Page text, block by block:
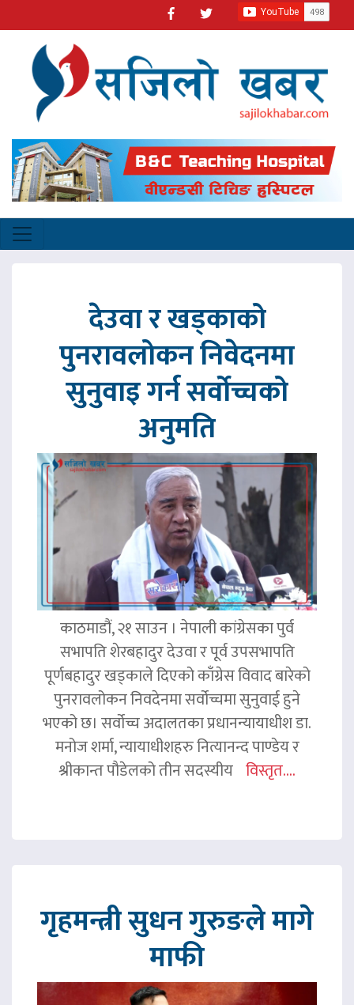
देउवा र खड्काको
पुनरावलोकन निवेदनमा
सुनुवाइ गर्न सर्वोच्चको
अनुमति
काठमाडौं, २१ साउन । नेपाली कांग्रेसका पुर्व
सभापति शेरबहादुर देउवा र पूर्व उपसभापति
पूर्णबहादुर खड्काले दिएको काँग्रेस विवाद बारेको
पुनरावलोकन निवदेनमा सर्वोच्चमा सुनुवाई हुने
भएको छ। सर्वोच्च अदालतका प्रधानन्यायाधीश डा.
मनोज शर्मा, न्यायाधीशहरु नित्यानन्द पाण्डेय र
श्रीकान्त पौडेलको तीन सदस्यीय विस्तृत....
गृहमन्त्री सुधन गुरुङले मागे
माफी